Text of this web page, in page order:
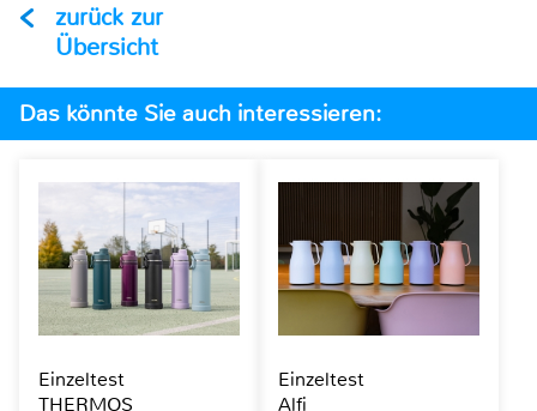
zurück zur
Übersicht
Das könnte Sie auch interessieren:
Einzeltest
THERMOS
Einzeltest
Alfi